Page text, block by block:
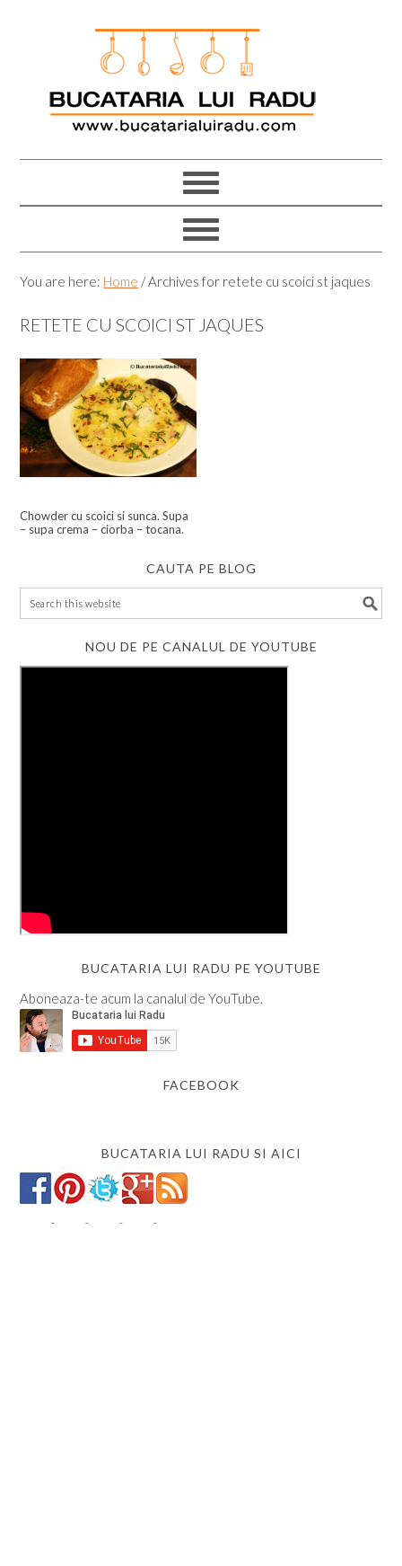
You are here: Home /Archives for retete cu scoici st jaques
RETETE CU SCOICI ST JAQUES
Chowder cu scoici si sunca. Supa
– supa crema – ciorba – tocana.
CAUTA PE BLOG
NOU DE PE CANALUL DE YOUTUBE
BUCATARIA LUI RADU PE YOUTUBE
Aboneaza-te acum la canalul de YouTube.
FACEBOOK
BUCATARIA LUI RADU SI AICI